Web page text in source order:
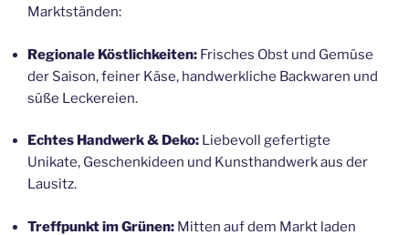
Marktständen:
Regionale Köstlichkeiten: Frisches Obst und Gemüse
der Saison, feiner Käse, handwerkliche Backwaren und
süße Leckereien.
Echtes Handwerk & Deko: Liebevoll gefertigte
Unikate, Geschenkideen und Kunsthandwerk aus der
Lausitz.
Treffpunkt im Grünen: Mitten auf dem Markt laden